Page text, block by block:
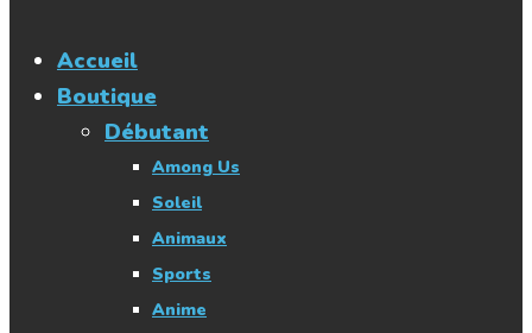
Accueil
Boutique
Débutant
Among Us
Soleil
Animaux
Sports
Anime